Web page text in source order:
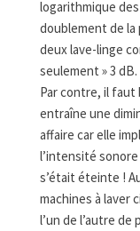
logarithmique
doublement de la
deux lave-linge
seulement » 3 dB.
Par contre, il faut
entraîne une
affaire car elle
l’intensité sonore
s’était éteinte !
machines à
l’un de l’autre